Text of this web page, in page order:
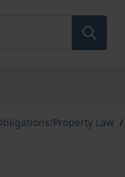
Property Law /